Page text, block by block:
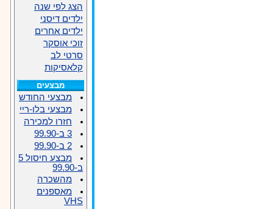
הצג לפי שנה
ילדים דיסני
ילדים אחרים
זוכי אוסקר
סרטי לב
קלאסיקות
מבצעים
מבצעי החודש
מבצעי בלו-ריי
חזרו למכירה
3 ב-99.90
2 ב-99.90
מבצע חיסול 5
ב-99.90
מהשכרה
מאספנים
VHS